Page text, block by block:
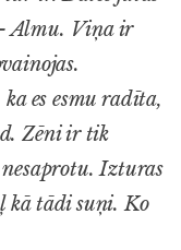
Almu. Viņa ir
ka es esmu radīta,
Zēni ir tik
Izturas
kā tādi suņi. Ko